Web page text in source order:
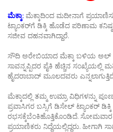
ಮೆಕ್ಕಾ: ಮೆಕ್ಕಾದಿಂದ ಮದೀನಾಗೆ
ಟ್ಯಾಂಕರ್‌ಗೆ ಡಿಕ್ಕಿ ಹೊಡೆದ ಪರಿಣಾಮ
ಸಜೀವ ದಹನವಾಗಿದ್ದಾರೆ.
ಸೌದಿ ಅರೇಬಿಯಾದ ಮೆಕ್ಕಾ ಬಳಿಯ ಅಲ್
ಸಾವನ್ನಪ್ಪಿದರ ಪೈಕಿ ಹೆಚ್ಚಿನ ಸಂಖ್ಯೆಯಲ್ಲಿ
ಹೈದರಾಬಾದ್‌ ಮೂಲದವರು
ಮೆಕ್ಕಾದಲ್ಲಿ ತಮ್ಮ ಉಮ್ರಾ ವಿಧಿಗಳನ್ನು
ಪ್ರವಾಸಿಗರ ಬಸ್ಸಿಗೆ ಡಿಸೇಲ್ ಟ್ಯಾಂಕರ್
ರಭಸಕ್ಕೆಬೆಂಕಿಹೊತ್ತಿಕೊಂಡಿದೆ.
ಪ್ರಯಾಣಿಕರು ನಿದ್ದೆಯಲ್ಲಿದ್ದರು. ಹೀಗಾಗಿ